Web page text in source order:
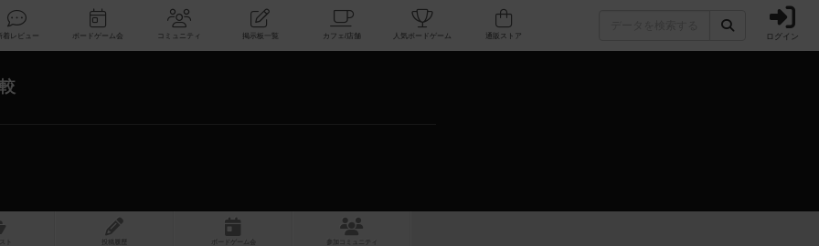
新着レビュー ボードゲーム会 コミュニティ 掲示板一覧 カフェ/店舗 人気ボードゲーム ログイン
ト 投稿履歴 ボ ドゲ ーム コミュニティ